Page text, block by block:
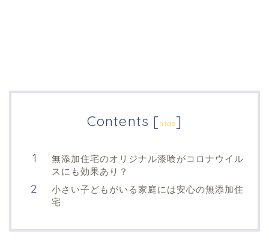
Contents [hide]
無添加住宅のオリジナル漆喰がコロナウイル
スにも効果あり？
小さい子どもがいる家庭には安心の無添加住
宅